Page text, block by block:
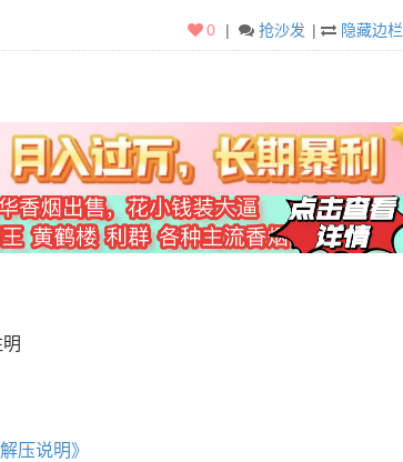
| 隐藏边栏
| 抢沙发
0
解压说明》